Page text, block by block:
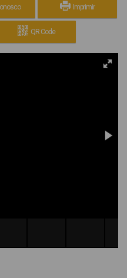
Imprimir
QR Code